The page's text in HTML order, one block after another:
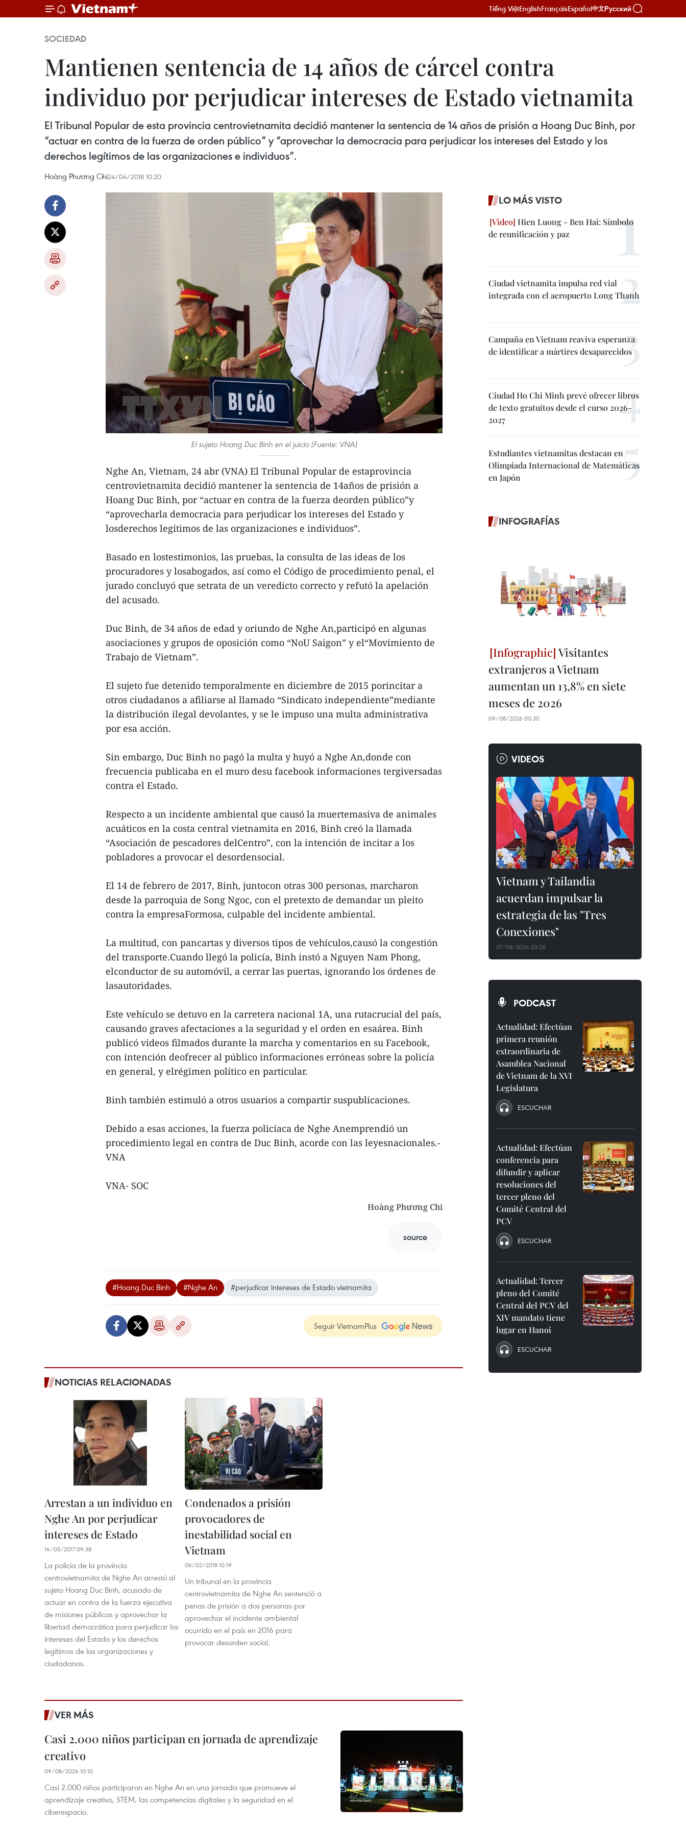
Tiếng ViệtEnglishFrançaisEspañol中文Русский
SOCIEDAD
Mantienen sentencia de 14 años de cárcel contra
individuo por perjudicar intereses de Estado vietnamita
El Tribunal Popular de esta provincia centrovietnamita decidió mantener la sentencia de 14 años de prisión a Hoang Duc Binh, por
“actuar en contra de la fuerza de orden público” y “aprovechar la democracia para perjudicar los intereses del Estado y los
derechos legítimos de las organizaciones e individuos”.
Hoàng Phương Chi24/04/2018 10:20
El sujeto Hoang Duc Binh en el juicio (Fuente: VNA)
Nghe An, Vietnam, 24 abr (VNA) El Tribunal Popular de estaprovincia
centrovietnamita decidió mantener la sentencia de 14años de prisión a
Hoang Duc Binh, por “actuar en contra de la fuerza deorden público”y
“aprovecharla democracia para perjudicar los intereses del Estado y
losderechos legítimos de las organizaciones e individuos”.
Basado en lostestimonios, las pruebas, la consulta de las ideas de los
procuradores y losabogados, así como el Código de procedimiento penal, el
jurado concluyó que setrata de un veredicto correcto y refutó la apelación
del acusado.
Duc Binh, de 34 años de edad y oriundo de Nghe An,participó en algunas
asociaciones y grupos de oposición como “NoU Saigon” y el“Movimiento de
Trabajo de Vietnam”.
El sujeto fue detenido temporalmente en diciembre de 2015 porincitar a
otros ciudadanos a afiliarse al llamado “Sindicato independiente”mediante
la distribución ilegal devolantes, y se le impuso una multa administrativa
por esa acción.
Sin embargo, Duc Binh no pagó la multa y huyó a Nghe An,donde con
frecuencia publicaba en el muro desu facebook informaciones tergiversadas
contra el Estado.
Respecto a un incidente ambiental que causó la muertemasiva de animales
acuáticos en la costa central vietnamita en 2016, Binh creó la llamada
“Asociación de pescadores delCentro”, con la intención de incitar a los
pobladores a provocar el desordensocial.
El 14 de febrero de 2017, Binh, juntocon otras 300 personas, marcharon
desde la parroquia de Song Ngoc, con el pretexto de demandar un pleito
contra la empresaFormosa, culpable del incidente ambiental.
La multitud, con pancartas y diversos tipos de vehículos,causó la congestión
del transporte.Cuando llegó la policía, Binh instó a Nguyen Nam Phong,
elconductor de su automóvil, a cerrar las puertas, ignorando los órdenes de
lasautoridades.
Este vehículo se detuvo en la carretera nacional 1A, una rutacrucial del país,
causando graves afectaciones a la seguridad y el orden en esaárea. Binh
publicó videos filmados durante la marcha y comentarios en su Facebook,
con intención deofrecer al público informaciones erróneas sobre la policía
en general, y elrégimen político en particular.
Binh también estimuló a otros usuarios a compartir suspublicaciones.
Debido a esas acciones, la fuerza policíaca de Nghe Anemprendió un
procedimiento legal en contra de Duc Binh, acorde con las leyesnacionales.-
VNA
VNA- SOC
Hoàng Phương Chi
source
#Hoang Duc Binh #Nghe An #perjudicar intereses de Estado vietnamita
Seguir VietnamPlus
NOTICIAS RELACIONADAS
Arrestan a un individuo en
Nghe An por perjudicar
intereses de Estado
16/05/2017 09:38
La policía de la provincia
centrovietnamita de Nghe An arrestó al
sujeto Hoang Duc Binh, acusado de
actuar en contra de la fuerza ejecutiva
de misiones públicas y aprovechar la
libertad democrática para perjudicar los
intereses del Estado y los derechos
legítimos de las organizaciones y
ciudadanos.
Condenados a prisión
provocadores de
inestabilidad social en
Vietnam
06/02/2018 10:19
Un tribunal en la provincia
centrovietnamita de Nghe An sentenció a
penas de prisión a dos personas por
aprovechar el incidente ambiental
ocurrido en el país en 2016 para
provocar desorden social.
VER MÁS
Casi 2.000 niños participan en jornada de aprendizaje
creativo
09/08/2026 10:10
Casi 2.000 niños participaron en Nghe An en una jornada que promueve el
aprendizaje creativo, STEM, las competencias digitales y la seguridad en el
ciberespacio.
LO MÁS VISTO
Hien Luong - Ben Hai: Símbolo
de reunificación y paz
Ciudad vietnamita impulsa red vial
integrada con el aeropuerto Long Thanh
Campaña en Vietnam reaviva esperanza
de identificar a mártires desaparecidos
Ciudad Ho Chi Minh prevé ofrecer libros
de texto gratuitos desde el curso 2026-
2027
Estudiantes vietnamitas destacan en
Olimpiada Internacional de Matemáticas
en Japón
INFOGRAFÍAS
Visitantes
extranjeros a Vietnam
aumentan un 13,8% en siete
meses de 2026
09/08/2026 00:30
VIDEOS
Vietnam y Tailandia
acuerdan impulsar la
estrategia de las "Tres
Conexiones"
07/08/2026 03:08
PODCAST
Actualidad: Efectúan
primera reunión
extraordinaria de
Asamblea Nacional
de Vietnam de la XVI
Legislatura
ESCUCHAR
Actualidad: Efectúan
conferencia para
difundir y aplicar
resoluciones del
tercer pleno del
Comité Central del
PCV
ESCUCHAR
Actualidad: Tercer
pleno del Comité
Central del PCV del
XIV mandato tiene
lugar en Hanoi
ESCUCHAR